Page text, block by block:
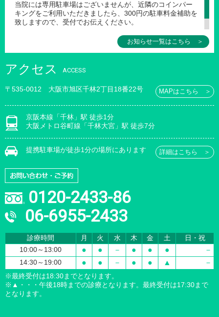
当院には専用駐車場はございませんが、近隣のコインパー
キングをご利用いただきましたら、300円の駐車料金補助を
致しますので、受付でお伝えください。
お知らせ一覧はこちら ＞
アクセス ACCESS
〒535-0012 大阪市旭区千林2丁目18番22号 MAPはこちら ＞
京阪本線「千林」駅 徒歩1分
大阪メトロ谷町線「千林大宮」駅 徒歩7分
提携駐車場が徒歩1分の場所にあります 詳細はこちら ＞
0120-2433-86
06-6955-2433
診療時間 月 火 水 木 金 土
日・祝
10:00～13:00
● ● － ● ● ● －
14:30～19:00 ● ● － ● ● ▲ －
※最終受付は18:30までとなります。
※▲・・・午後18時までの診療となります。最終受付は17:30まで
となります。